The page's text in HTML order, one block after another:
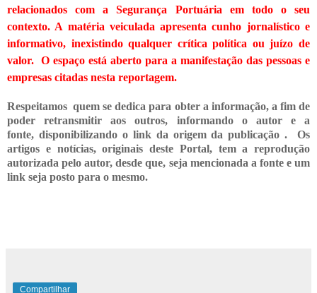
relacionados com a Segurança Portuária em todo o seu
contexto. A matéria veiculada apresenta cunho jornalístico e
informativo, inexistindo qualquer críticapolítica ou juízo de
valor. O espaço está aberto para a manifestação das pessoas e
empresas citadas nesta reportagem.
Respeitamos quem se dedica para obter a informação, a fim de
poder retransmitiraos outros, informando o autor e a
fonte, disponibilizando o link da origem da publicação .Os
artigos e notícias, originais deste Portal, tem a reprodução
autorizada pelo autor, desde que, seja mencionada a fonte e um
link seja posto para o mesmo.
Compartilhar